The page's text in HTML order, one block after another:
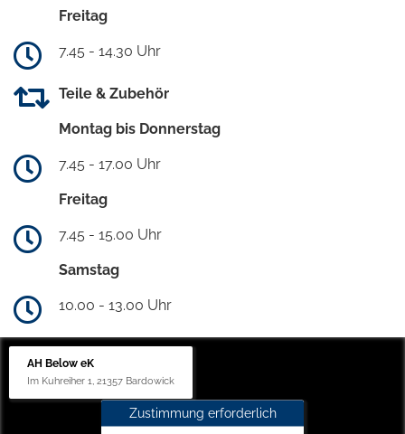
Freitag
7.45 - 14.30 Uhr
Teile & Zubehör
Montag bis Donnerstag
7.45 - 17.00 Uhr
Freitag
7.45 - 15.00 Uhr
Samstag
10.00 - 13.00 Uhr
AH Below eK
Im Kuhreiher 1, 21357 Bardowick
Zustimmung erforderlich